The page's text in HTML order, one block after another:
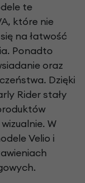
te
które nie
na łatwość
Ponadto
oraz
Dzięki
Rider stały
W
Velio i